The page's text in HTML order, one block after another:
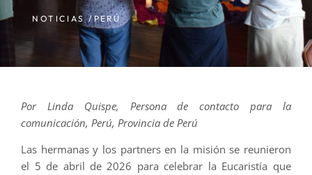
NOTICIAS /PERÚ
Por Linda Quispe, Persona de contacto para la
comunicación, Perú, Provincia de Perú
Las hermanas y los partners en la misión se reunieron
el 5 de abril de 2026 para celebrar la Eucaristía que